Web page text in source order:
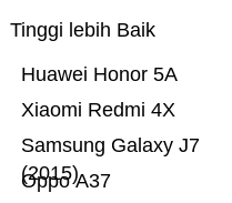
Tinggi lebih Baik
Oppo A37
Samsung Galaxy J7
(2015)
Xiaomi Redmi 4X
Huawei Honor 5A